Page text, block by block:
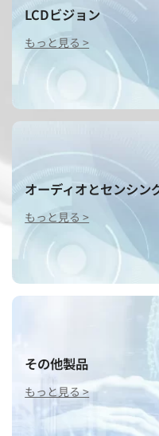
LCDビジョン
もっと見る >
オーディオとセンシン
もっと見る >
その他製品
もっと見る >